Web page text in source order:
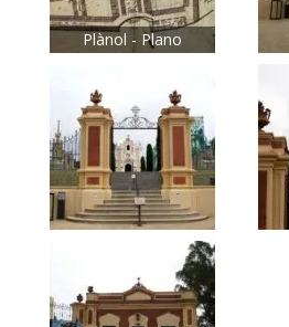
Plànol - Plano